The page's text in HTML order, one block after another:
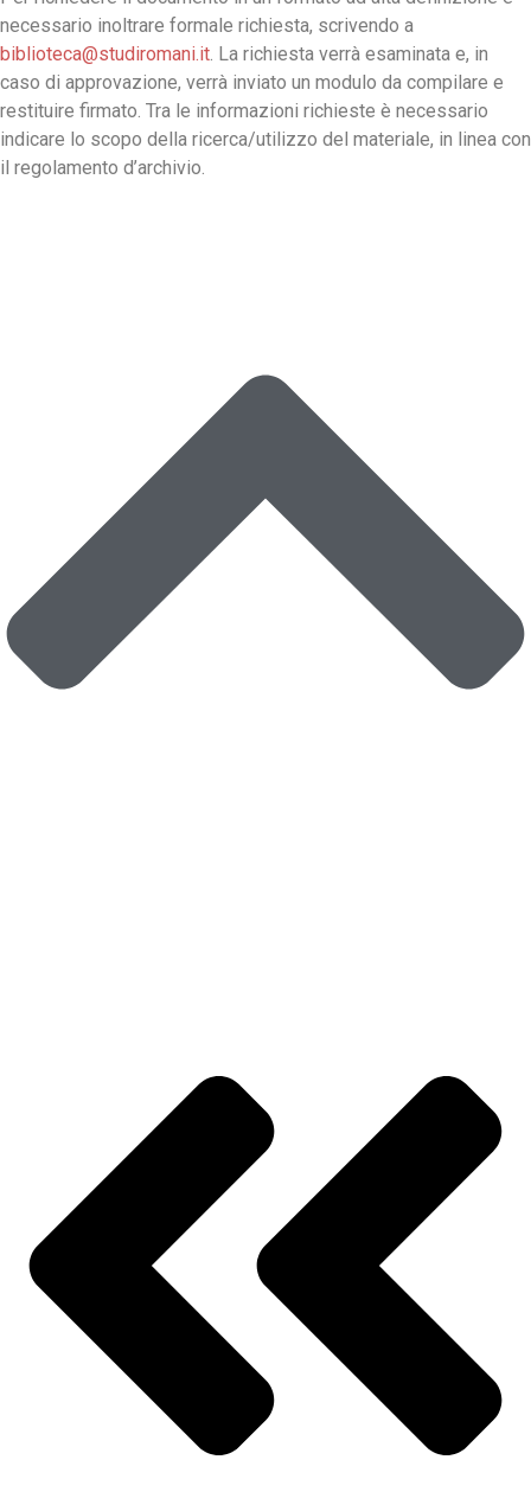
necessario inoltrare formale richiesta, scrivendo a
biblioteca@studiromani.it. La richiesta verrà esaminata e, in
caso di approvazione, verrà inviato un modulo da compilare e
restituire firmato. Tra le informazioni richieste è necessario
indicare lo scopo della ricerca/utilizzo del materiale, in linea con
il regolamento d’archivio.